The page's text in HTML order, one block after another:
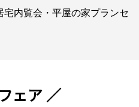
内覧会・平屋の家プランセ
ェア ／